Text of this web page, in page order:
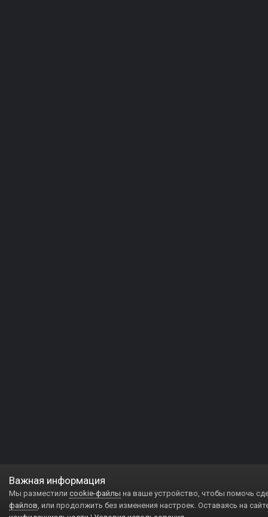
Важная информация
Мы разместили cookie-файлы на ваше устройство, чтобы помочь
файлов, или продолжить без изменения настроек. Оставаясь на